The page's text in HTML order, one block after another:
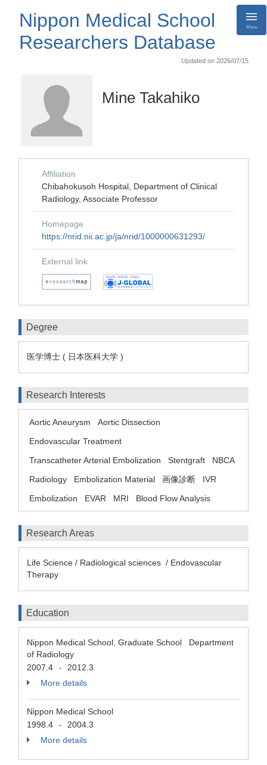
Nippon Medical School
Researchers Database
Menu
Updated on 2026/07/15
Mine Takahiko
Affiliation
Chibahokusoh Hospital, Department of Clinical
Radiology, Associate Professor
Homepage
https://nrid.nii.ac.jp/ja/nrid/1000000631293/
External link
Degree
医学博士 ( 日本医科大学 )
Research Interests
Aortic Aneurysm
Aortic Dissection
Endovascular Treatment
Transcatheter Arterial Embolization
Stentgraft
NBCA
Radiology
Embolization Material 画像診断
IVR
Embolization
EVAR MRI Blood Flow Analysis
Research Areas
Life Science / Radiological sciences / Endovascular
Therapy
Education
Nippon Medical School, Graduate School Department
of Radiology
2007.4
-
2012.3
More details
Nippon Medical School
1998.4
-
2004.3
More details